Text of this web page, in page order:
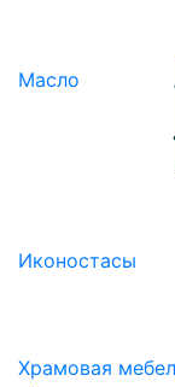
Масло
Иконостасы
Храмовая